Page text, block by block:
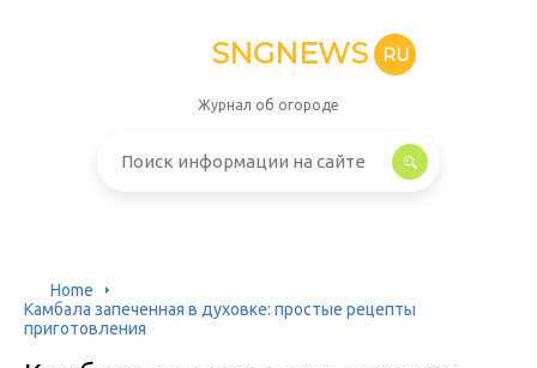
SNGNEWS RU
Журнал об огороде
Home
Камбала запеченная в духовке: простые рецепты
приготовления